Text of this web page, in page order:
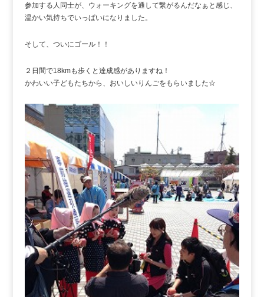
参加する人同士が、ウォーキングを通して繋がるんだなぁと感じ、
温かい気持ちでいっぱいになりました。
そして、ついにゴール！！
２日間で18kmも歩くと達成感がありますね！
かわいい子どもたちから、おいしいりんごをもらいました☆